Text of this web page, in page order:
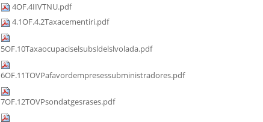
4OF.4IIVTNU.pdf
4.1OF.4.2Taxacementiri.pdf
5OF.10Taxaocupaciselsubsldelslvolada.pdf
6OF.11TOVPafavordempresessubministradores.pdf
7OF.12TOVPsondatgesrases.pdf